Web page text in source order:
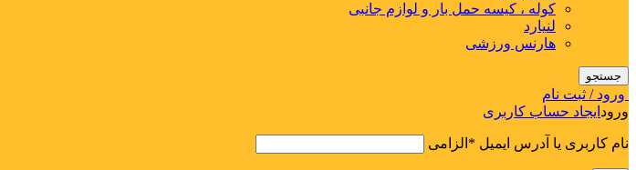
کوله ، کیسه حمل بار و لوازم جانبی
لنیارد
هارنس ورزشی
جستجو
ورود / ثبت نام
ورود ایجاد حساب کاربری
نام کاربری یا آدرس ایمیل * الزامی